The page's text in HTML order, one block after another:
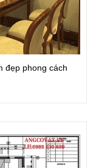
đẹp phong cách